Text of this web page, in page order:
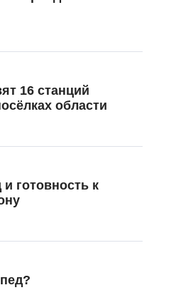
16 станций
области
готовность к